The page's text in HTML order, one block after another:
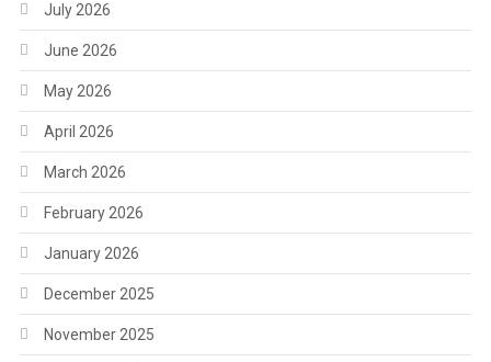
July 2026
June 2026
May 2026
April 2026
March 2026
February 2026
January 2026
December 2025
November 2025